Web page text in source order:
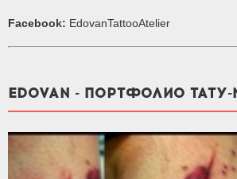
Facebook: EdovanTattooAtelier
EDOVAN - ПОРТФОЛИО